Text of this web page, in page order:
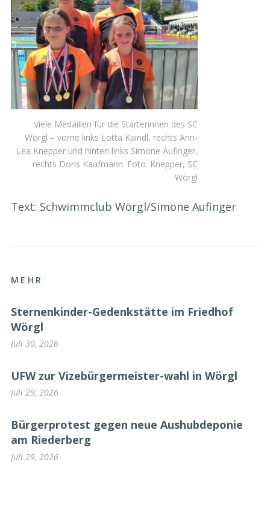
Viele Medaillen für die Starterinnen des SC
Wörgl – vorne links Lotta Kaindl, rechts Ann-
Lea Knepper und hinten links Simone Aufinger,
rechts Doris Kaufmann. Foto: Knepper, SC
Wörgl
Text: Schwimmclub Wörgl/Simone Aufinger
MEHR
Sternenkinder-Gedenkstätte im Friedhof
Wörgl
Juli 30, 2026
UFW zur Vizebürgermeister-wahl in Wörgl
Juli 29, 2026
Bürgerprotest gegen neue Aushubdeponie
am Riederberg
Juli 29, 2026